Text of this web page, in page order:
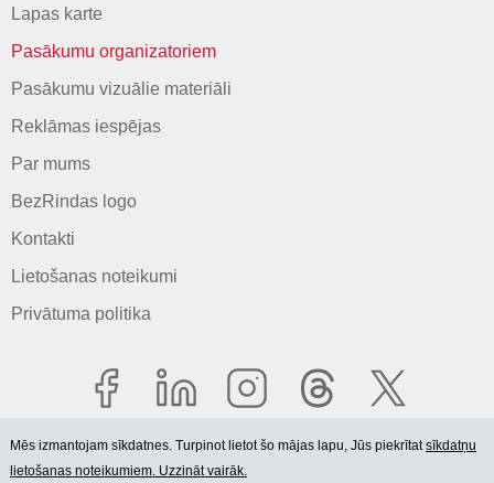
Lapas karte
Pasākumu organizatoriem
Pasākumu vizuālie materiāli
Reklāmas iespējas
Par mums
BezRindas logo
Kontakti
Lietošanas noteikumi
Privātuma politika
Mēs izmantojam sīkdatnes. Turpinot lietot šo mājas lapu, Jūs piekrītatsīkdatņu
lietošanas noteikumiem. Uzzināt vairāk.